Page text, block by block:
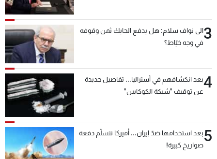
3الى نواف سلام: هل يدفع الحايك ثمن وقوفه
في وجه خيّاط؟
4بعد انكشافهم في أستراليا... تفاصيل جديدة
عن توقيف "شبكة الكوكايين"
5بعد استخدامها ضدّ إيران... أميركا تتسلّم دفعة
صواريخ كبيرة!